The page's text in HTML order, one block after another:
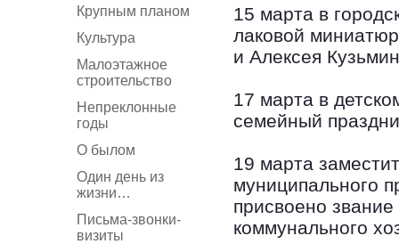
Крупным планом
Культура
Малоэтажное
строительство
Непреклонные
годы
О былом
Один день из
жизни…
Письма-звонки-
визиты
15 марта в
лаковой
и Алексея
17 марта в
семейный
19 марта
муниципального
присвоено
коммунального